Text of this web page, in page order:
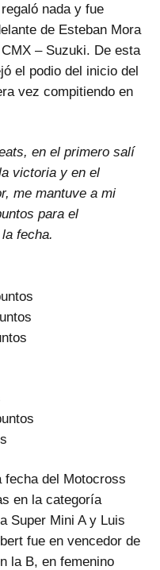
nada y fue
de Esteban Mora
– Suzuki. De esta
el podio del inicio del
vez compitiendo en
en el primero salí
victoria y en el
me mantuve a mi
para el
fecha.
fecha del Motocross
en la categoría
Super Mini A y Luis
fue en vencedor de
la B, en femenino